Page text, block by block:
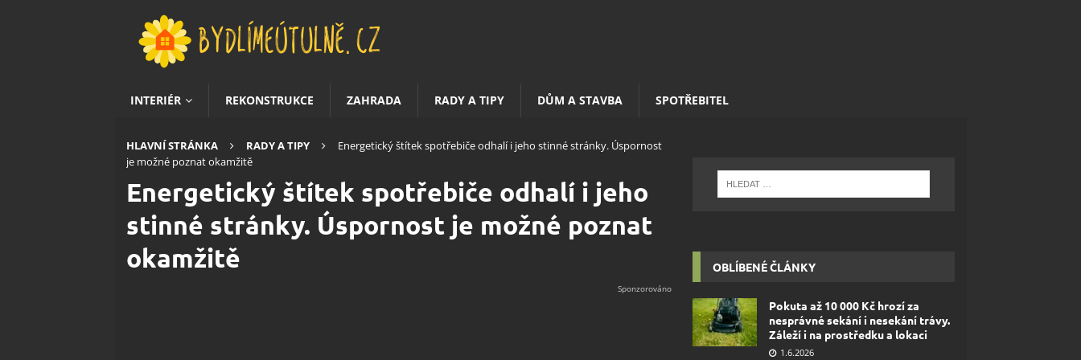
INTERIÉR REKONSTRUKCE ZAHRADA RADY A TIPY DŮM A STAVBA SPOTŘEBITEL
HLAVNÍ STRÁNKA RADY A TIPY
Energetický štítek spotřebiče odhalí i jeho stinné stránky. Úspornost
je možné poznat okamžitě
Energetický štítek spotřebiče odhalí i jeho
stinné stránky. Úspornost je možné poznat
okamžitě
OBLÍBENÉ ČLÁNKY
Pokuta až 10 000 Kč hrozí za
nesprávné sekání i nesekání trávy.
Záleží i na prostředku a lokaci
1.6.2026